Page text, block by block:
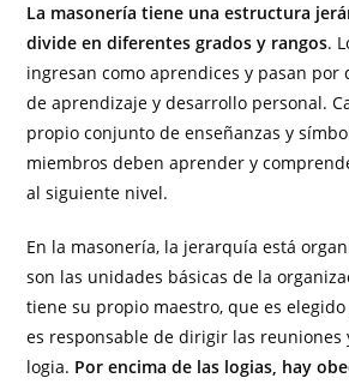
La masonería tiene una estructura
divide en diferentes grados y rangos.
ingresan como aprendices y pasan por
de aprendizaje y desarrollo personal.
propio conjunto de enseñanzas y
miembros deben aprender y
al siguiente nivel.
En la masonería, la jerarquía está
son las unidades básicas de la
tiene su propio maestro, que es
es responsable de dirigir las reuniones
logia. Por encima de las logias, hay